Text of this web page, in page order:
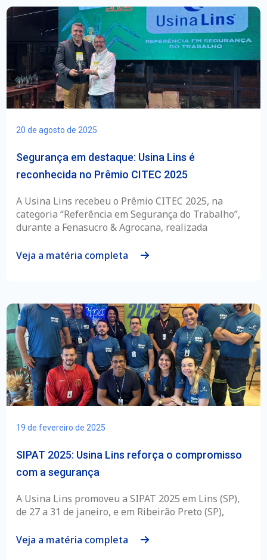
Segurança em destaque: Usina Lins é
reconhecida no Prêmio CITEC 2025
20 de agosto de 2025
A Usina Lins recebeu o Prêmio CITEC 2025, na
categoria “Referência em Segurança do Trabalho”,
durante a Fenasucro & Agrocana, realizada
Veja a matéria completa
SIPAT 2025: Usina Lins reforça o compromisso
com a segurança
19 de fevereiro de 2025
A Usina Lins promoveu a SIPAT 2025 em Lins (SP),
de 27 a 31 de janeiro, e em Ribeirão Preto (SP),
Veja a matéria completa